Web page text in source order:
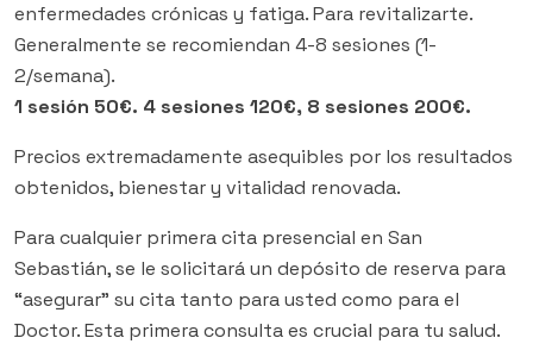
enfermedades crónicas y fatiga. Para revitalizarte.
Generalmente se recomiendan 4-8 sesiones (1-
2/semana).
1 sesión 50€. 4 sesiones 120€, 8 sesiones 200€.
Precios extremadamente asequibles por los resultados
obtenidos, bienestar y vitalidad renovada.
Para cualquier primera cita presencial en San
Sebastián, se le solicitará un depósito de reserva para
“asegurar” su cita tanto para usted como para el
Doctor. Esta primera consulta es crucial para tu salud.